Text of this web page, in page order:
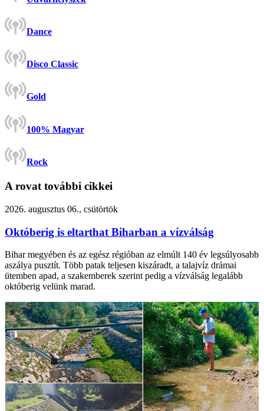
Dance
Disco Classic
Gold
100% Magyar
Rock
A rovat további cikkei
2026. augusztus 06., csütörtök
Októberig is eltarthat Biharban a vízválság
Bihar megyében és az egész régióban az elmúlt 140 év legsúlyosabb
aszálya pusztít. Több patak teljesen kiszáradt, a talajvíz drámai
ütemben apad, a szakemberek szerint pedig a vízválság legalább
októberig velünk marad.